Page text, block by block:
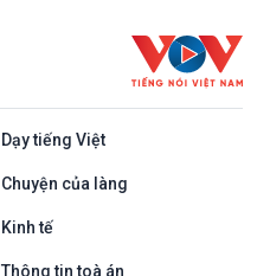
Dạy tiếng Việt
Chuyện của làng
Kinh tế
Thông tin toà án